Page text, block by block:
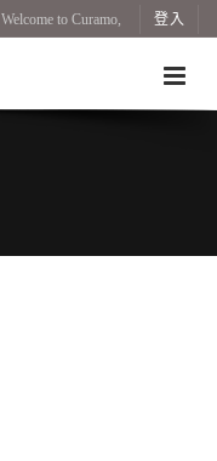
Welcome to Curamo, 登入